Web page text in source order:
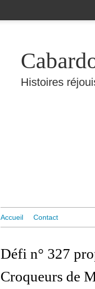
Histoires
Accueil Contact
Défi n° 327
Croqueurs de